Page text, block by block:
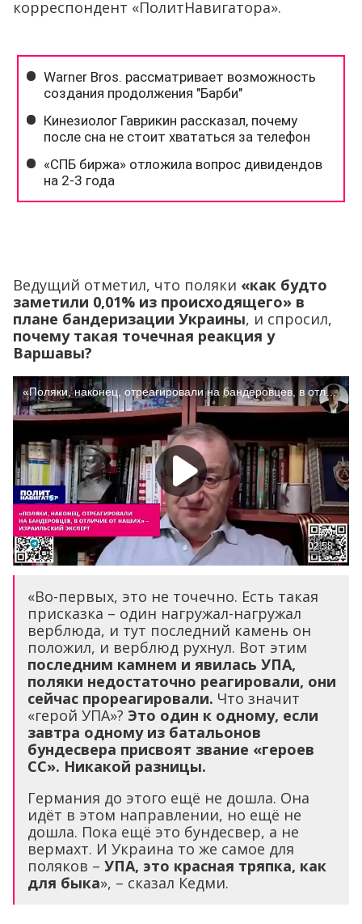
корреспондент «ПолитНавигатора».
Ведущий отметил, что поляки «как будто
заметили 0,01% из происходящего» в
плане бандеризации Украины, и спросил,
почему такая точечная реакция у
Варшавы?
«Во-первых, это не точечно. Есть такая
присказка – один нагружал-нагружал
верблюда, и тут последний камень он
положил, и верблюд рухнул. Вот этим
последним камнем и явилась УПА,
поляки недостаточно реагировали, они
сейчас прореагировали. Что значит
«герой УПА»? Это один к одному, если
завтра одному из батальонов
бундесвера присвоят звание «героев
СС». Никакой разницы.
Германия до этого ещё не дошла. Она
идёт в этом направлении, но ещё не
дошла. Пока ещё это бундесвер, а не
вермахт. И Украина то же самое для
поляков – УПА, это красная тряпка, как
для быка», – сказал Кедми.